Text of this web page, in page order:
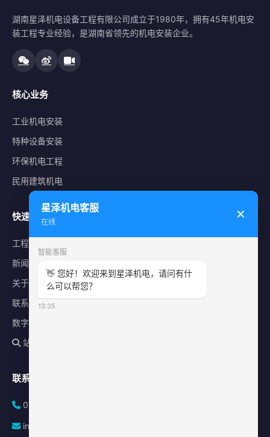
湖南星泽机电设备工程有限公司成立于1980年，拥有45年机电安
装工程专业经验，是湖南省领先的机电安装企业。
核心业务
工业机电安装
特种设备安装
环保机电工程
民用建筑机电
快速导航
工程案例
新闻中心
关于星泽
联系我们
数字化平台
站内搜索
联系方式
0731-84010225
info@sonz.cn
星泽机电客服
在线
✕
智能客服
👋 您好！欢迎来到星泽机电，请问有什
么可以帮您？
13:35